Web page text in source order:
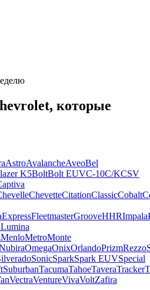
которые
AstroAvalancheAveoBel
K5BoltBolt EUVC-10C/KCSV
ChevetteCitationClassicCobalt
ExpressFleetmasterGrooveHHRImpala
Lumina
MenloMetroMonte
OmegaOnixOrlandoPrizmRezzo
SonicSparkSpark EUVSpecial
SuburbanTacumaTahoeTaveraTracker
VectraVentureVivaVoltZafira